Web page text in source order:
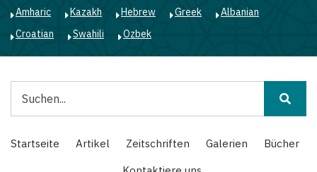
Amharic
Kazakh Hebrew Greek
Albanian
Croatian
Swahili Ozbek
Main
navigation
Startseite Artikel Zeitschriften Galerien
Bücher